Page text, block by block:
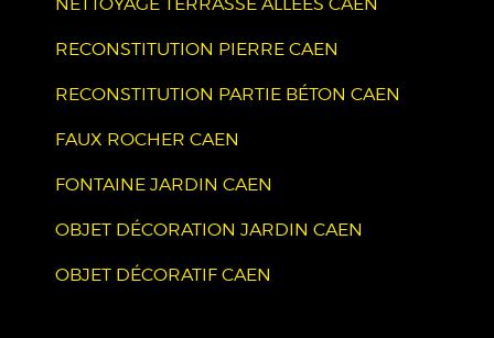
RECONSTITUTION PIERRE CAEN
RECONSTITUTION PARTIE BÉTON CAEN
FAUX ROCHER CAEN
FONTAINE JARDIN CAEN
OBJET DÉCORATION JARDIN CAEN
OBJET DÉCORATIF CAEN